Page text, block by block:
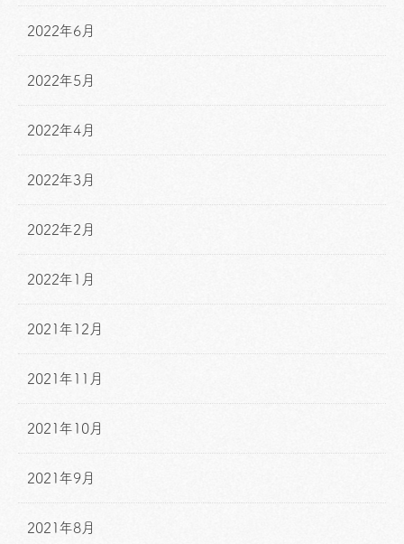
2022年6月
2022年5月
2022年4月
2022年3月
2022年2月
2022年1月
2021年12月
2021年11月
2021年10月
2021年9月
2021年8月